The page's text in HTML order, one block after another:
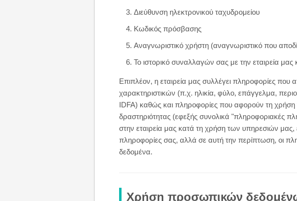
Διεύθυνση ηλεκτρονικού ταχυδρομείου
Κωδικός πρόσβασης
Αναγνωριστικό χρήστη (αναγνωριστικό που
Το ιστορικό συναλλαγών σας με την εταιρεία μας
Επιπλέον, η εταιρεία μας συλλέγει πληροφορίες
χαρακτηριστικών (π.χ. ηλικία, φύλο, επάγγελμα,
IDFA) καθώς και πληροφορίες που αφορούν τη χρήση
δραστηριότητας (εφεξής συνολικά "πληροφοριακές
στην εταιρεία μας κατά τη χρήση των υπηρεσιών μας,
πληροφορίες σας, αλλά σε αυτή την περίπτωση, οι
δεδομένα.
Χρήση προσωπικών